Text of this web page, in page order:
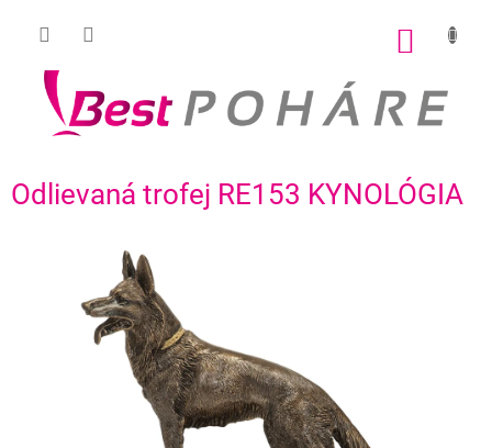
Odlievaná trofej RE153 KYNOLÓGIA